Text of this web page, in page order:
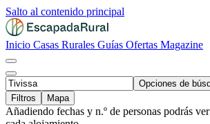
Salto al contenido principal
Inicio Casas Rurales Guías Ofertas Magazine
Opciones de
Filtros
Mapa
Añadiendo fechas y n.º de personas podrás